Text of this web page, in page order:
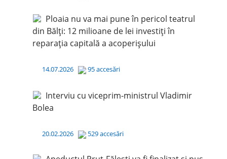
Ploaia nu va mai pune în pericol teatrul
din Bălți: 12 milioane de lei investiți în
reparația capitală a acoperișului
14.07.2026 95 accesări
Interviu cu viceprim-ministrul Vladimir
Bolea
20.02.2026 529 accesări